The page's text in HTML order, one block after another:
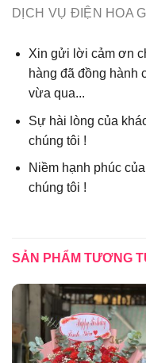
DỊCH VỤ ĐIỆN HOA
Xin gửi lời cảm ơn
hàng đã đồng hành
vừa qua...
Sự hài lòng của
chúng tôi !
Niềm hạnh phúc
chúng tôi !
SẢN PHẨM TƯƠNG